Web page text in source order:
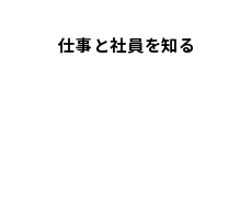
仕事と社員を知る